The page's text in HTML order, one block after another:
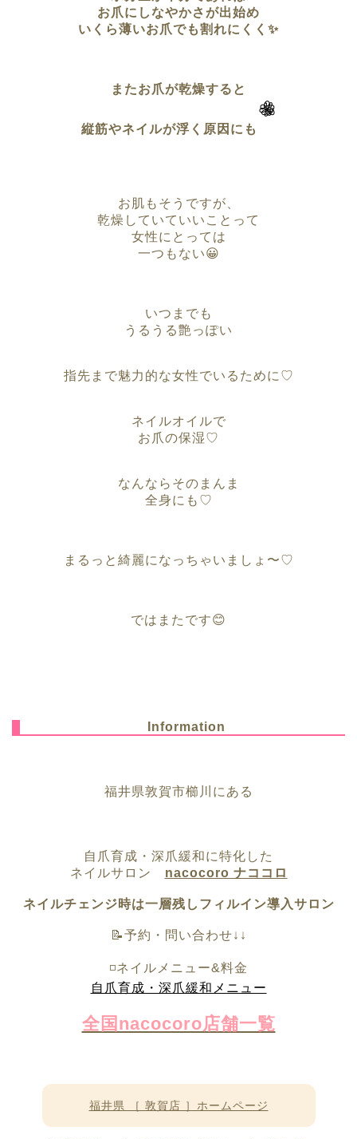
お爪にしなやかさが出始め
いくら薄いお爪でも割れにくく✨
またお爪が乾燥すると
縦筋やネイルが浮く原因にも
お肌もそうですが、
乾燥していていいことって
女性にとっては
一つもない😀
いつまでも
うるうる艶っぽい
指先まで魅力的な女性でいるために♡
ネイルオイルで
お爪の保湿♡
なんならそのまんま
全身にも♡
まるっと綺麗になっちゃいましょ〜♡
ではまたです😊
Information
福井県敦賀市櫛川にある
自爪育成・深爪緩和に特化した
ネイルサロン nacocoro ナココロ
ネイルチェンジ時は一層残しフィルイン導入サロン
📝予約・問い合わせ↓↓
◽️ネイルメニュー&料金
自爪育成・深爪緩和メニュー
全国nacocoro店舗一覧
福井県 ［ 敦賀店 ］ホームページ